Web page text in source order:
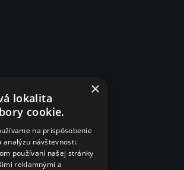
×
lokalita
cookie.
na prispôsobenie
analýzu návštevnosti.
používaní našej stránky
reklamnými a